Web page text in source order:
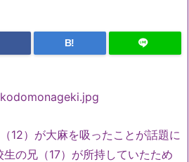
B!
12）が大麻を吸ったことが話題に
の兄（17）が所持していたため